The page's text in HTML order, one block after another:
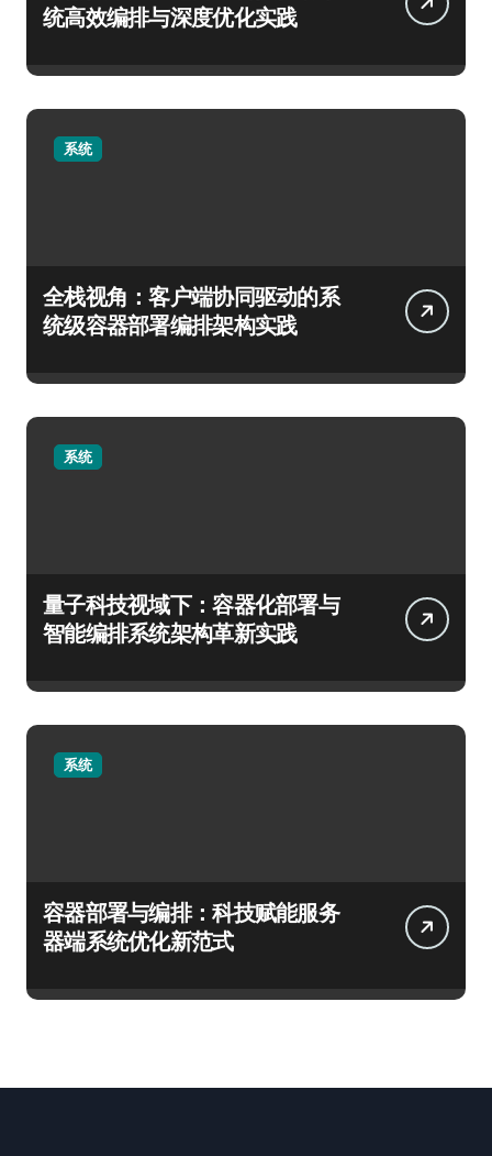
统高效编排与深度优化实践
系统
全栈视角：客户端协同驱动的系
统级容器部署编排架构实践
系统
量子科技视域下：容器化部署与
智能编排系统架构革新实践
系统
容器部署与编排：科技赋能服务
器端系统优化新范式